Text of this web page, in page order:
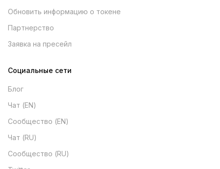
Обновить информацию о токене
Партнерство
Заявка на пресейл
Социальные сети
Блог
Чат (EN)
Сообщество (EN)
Чат (RU)
Сообщество (RU)